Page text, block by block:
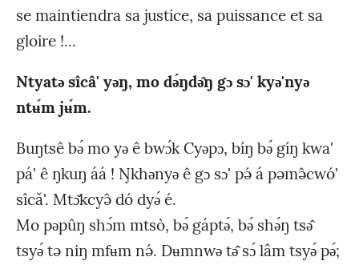
se maintiendra sa justice, sa puissance et sa
gloire !...
Ntyatǝ sîcâ' yǝŋ, mo dǝ́ŋdǝ̂ŋ gɔ sɔ' kyǝ'nyǝ
ntʉ́m jʉ́m.
Buŋtsê bǝ́ mo yǝ ê bwɔ́k Cyǝpɔ, bíŋ bǝ́ gíŋ kwa'
pá' ê ŋkuŋ áá ! Ŋkhǝnyǝ ê gɔ sɔ' pə́ á pəmə̂cwó'
sîcǎ'. Mtɔ̌kcyə̂ dó dyǝ́ é.
Mo pǝpûŋ shɔ́m mtsò, bǝ́ gáptǝ́, bǝ́ shǝ́ŋ tsǝ̂
tsyǝ́ tə niŋ mfʉm nə́. Dʉmnwǝ tǝ̂ sɔ́ lâm tsyǝ́ pǝ́;